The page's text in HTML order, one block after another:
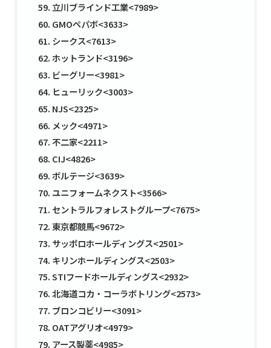
立川ブラインド工業<7989>
GMOペパボ<3633>
シークス<7613>
ホットランド<3196>
ビーグリー<3981>
ヒューリック<3003>
NJS<2325>
メック<4971>
不二家<2211>
CIJ<4826>
ボルテージ<3639>
ユニフォームネクスト<3566>
セントラルフォレストグループ<7675>
東京都競馬<9672>
サッポロホールディングス<2501>
キリンホールディングス<2503>
STIフードホールディングス<2932>
北海道コカ・コーラボトリング<2573>
ブロンコビリー<3091>
OATアグリオ<4979>
アース製薬<4985>